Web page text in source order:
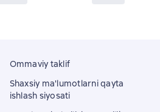
Ommaviy taklif
Shaxsiy ma'lumotlarni qayta
ishlash siyosati